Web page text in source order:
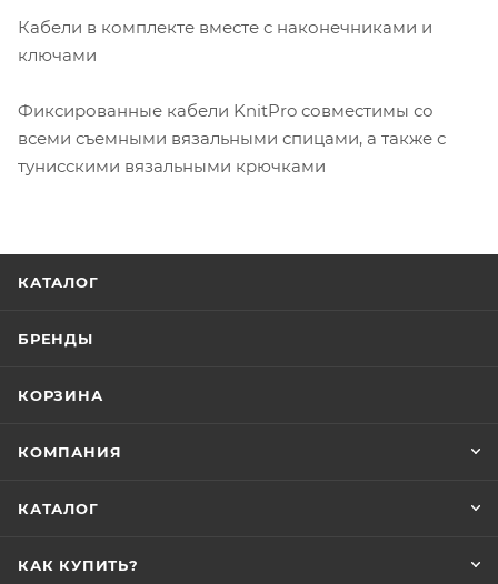
Кабели в комплекте вместе с наконечниками и
ключами
Фиксированные кабели KnitPro совместимы со
всеми съемными вязальными спицами, а также с
тунисскими вязальными крючками
КАТАЛОГ
БРЕНДЫ
КОРЗИНА
КОМПАНИЯ
КАТАЛОГ
КАК КУПИТЬ?